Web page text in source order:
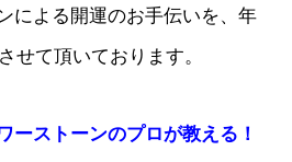
による開運のお手伝いを、年
せて頂いております。
ーストーンのプロが教える！